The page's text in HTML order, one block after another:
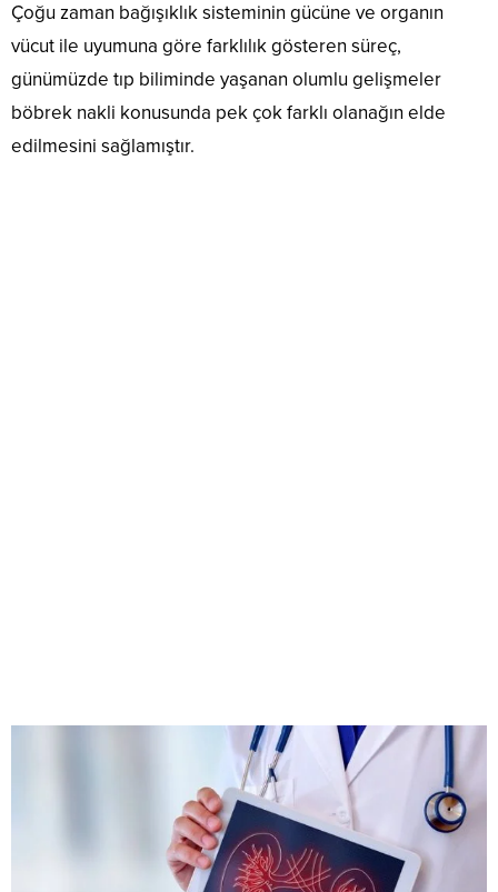
Çoğu zaman bağışıklık sisteminin gücüne ve organın
vücut ile uyumuna göre farklılık gösteren süreç,
günümüzde tıp biliminde yaşanan olumlu gelişmeler
böbrek nakli konusunda pek çok farklı olanağın elde
edilmesini sağlamıştır.